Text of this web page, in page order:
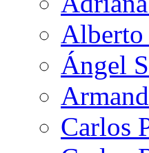
Ángel
Carlos